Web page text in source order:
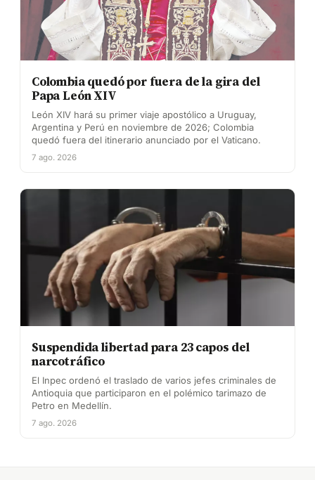
Colombia quedó por fuera de la gira del
Papa León XIV
León XIV hará su primer viaje apostólico a Uruguay,
Argentina y Perú en noviembre de 2026; Colombia
quedó fuera del itinerario anunciado por el Vaticano.
7 ago. 2026
Suspendida libertad para 23 capos del
narcotráfico
El Inpec ordenó el traslado de varios jefes criminales de
Antioquia que participaron en el polémico tarimazo de
Petro en Medellín.
7 ago. 2026